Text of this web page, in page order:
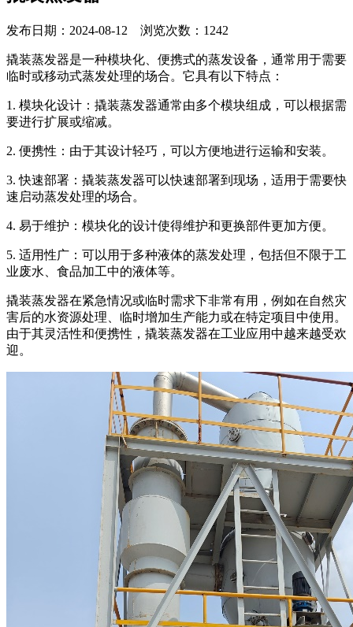
发布日期：2024-08-12 浏览次数：1242
撬装蒸发器是一种模块化、便携式的蒸发设备，通常用于需要
临时或移动式蒸发处理的场合。它具有以下特点：
1. 模块化设计：撬装蒸发器通常由多个模块组成，可以根据需
要进行扩展或缩减。
2. 便携性：由于其设计轻巧，可以方便地进行运输和安装。
3. 快速部署：撬装蒸发器可以快速部署到现场，适用于需要快
速启动蒸发处理的场合。
4. 易于维护：模块化的设计使得维护和更换部件更加方便。
5. 适用性广：可以用于多种液体的蒸发处理，包括但不限于工
业废水、食品加工中的液体等。
撬装蒸发器在紧急情况或临时需求下非常有用，例如在自然灾
害后的水资源处理、临时增加生产能力或在特定项目中使用。
由于其灵活性和便携性，撬装蒸发器在工业应用中越来越受欢
迎。